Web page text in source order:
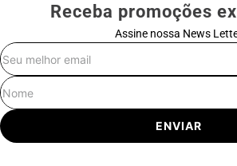
Receba promoções
Assine nossa News
ENVIAR